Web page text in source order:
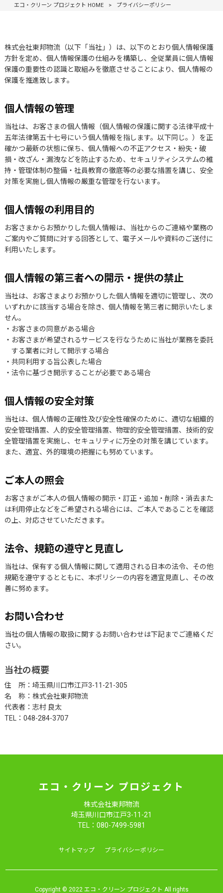
エコ・クリーン プロジェクト HOME > プライバシーポリシー
株式会社東邦物流（以下「当社」）は、以下のとおり個人情報保護
方針を定め、個人情報保護の仕組みを構築し、全従業員に個人情報
保護の重要性の認識と取組みを徹底させることにより、個人情報の
保護を推進致します。
個人情報の管理
当社は、お客さまの個人情報（個人情報の保護に関する法律平成十
五年法律第五十七号にいう個人情報を指します。以下同じ。）を正
確かつ最新の状態に保ち、個人情報への不正アクセス・紛失・破
損・改ざん・漏洩などを防止するため、セキュリティシステムの維
持・管理体制の整備・社員教育の徹底等の必要な措置を講じ、安全
対策を実施し個人情報の厳重な管理を行ないます。
個人情報の利用目的
お客さまからお預かりした個人情報は、当社からのご連絡や業務の
ご案内やご質問に対する回答として、電子メールや資料のご送付に
利用いたします。
個人情報の第三者への開示・提供の禁止
当社は、お客さまよりお預かりした個人情報を適切に管理し、次の
いずれかに該当する場合を除き、個人情報を第三者に開示いたしま
せん。
お客さまの同意がある場合
お客さまが希望されるサービスを行なうために当社が業務を委託
する業者に対して開示する場合
共同利用する旨公表した場合
法令に基づき開示することが必要である場合
個人情報の安全対策
当社は、個人情報の正確性及び安全性確保のために、適切な組織的
安全管理措置、人的安全管理措置、物理的安全管理措置、技術的安
全管理措置を実施し、セキュリティに万全の対策を講じています。
また、適宜、外的環境の把握にも努めています。
ご本人の照会
お客さまがご本人の個人情報の開示・訂正・追加・削除・消去また
は利用停止などをご希望される場合には、ご本人であることを確認
の上、対応させていただきます。
法令、規範の遵守と見直し
当社は、保有する個人情報に関して適用される日本の法令、その他
規範を遵守するとともに、本ポリシーの内容を適宜見直し、その改
善に努めます。
お問い合わせ
当社の個人情報の取扱に関するお問い合わせは下記までご連絡くだ
さい。
当社の概要
住 所：埼玉県川口市江戸3-11-21-305
名 称：株式会社東邦物流
代表者：志村 良太
TEL：048-284-3707
エコ・クリーン プロジェクト
株式会社東邦物流
埼玉県川口市江戸3-11-21
TEL：080-7499-5981
サイトマップ プライバシーポリシー
Copyright © 2022 エコ・クリーン プロジェクト All rights